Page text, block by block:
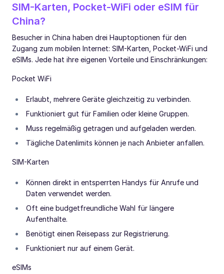
SIM-Karten, Pocket-WiFi oder eSIM für
China?
Besucher in China haben drei Hauptoptionen für den
Zugang zum mobilen Internet: SIM-Karten, Pocket-WiFi und
eSIMs. Jede hat ihre eigenen Vorteile und Einschränkungen:
Pocket WiFi
Erlaubt, mehrere Geräte gleichzeitig zu verbinden.
Funktioniert gut für Familien oder kleine Gruppen.
Muss regelmäßig getragen und aufgeladen werden.
Tägliche Datenlimits können je nach Anbieter anfallen.
SIM-Karten
Können direkt in entsperrten Handys für Anrufe und
Daten verwendet werden.
Oft eine budgetfreundliche Wahl für längere
Aufenthalte.
Benötigt einen Reisepass zur Registrierung.
Funktioniert nur auf einem Gerät.
eSIMs